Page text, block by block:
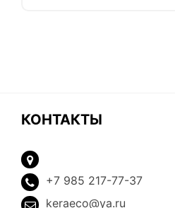
КОНТАКТЫ
+7 985 217-77-37
keraeco@ya.ru